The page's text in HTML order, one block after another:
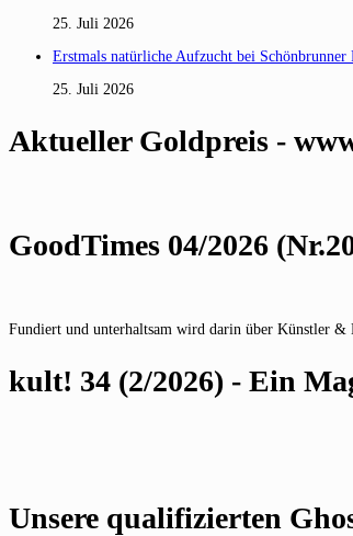
25. Juli 2026
Erstmals natürliche Aufzucht bei Schönbrunner
25. Juli 2026
Aktueller Goldpreis -
GoodTimes 04/2026
Fundiert und unterhaltsam wird darin über Künstler
kult! 34 (2/2026) - Ein
Unsere qualifizierten